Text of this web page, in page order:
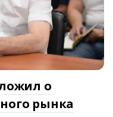
о
рынка